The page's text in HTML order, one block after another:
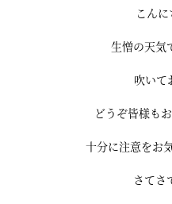
こん
生憎の天気
吹いて
どうぞ皆様も
十分に注意をお
さてさ